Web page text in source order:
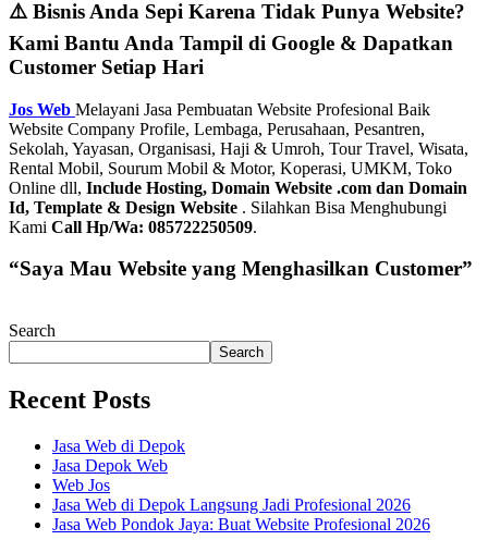
⚠️ Bisnis Anda Sepi Karena Tidak Punya Website?
Kami Bantu Anda Tampil di Google & Dapatkan
Customer Setiap Hari
Jos Web Melayani Jasa Pembuatan Website Profesional Baik
Website Company Profile, Lembaga, Perusahaan, Pesantren,
Sekolah, Yayasan, Organisasi, Haji & Umroh, Tour Travel, Wisata,
Rental Mobil, Sourum Mobil & Motor, Koperasi, UMKM, Toko
Online dll, Include Hosting, Domain Website .com dan Domain
Id, Template & Design Website . Silahkan Bisa Menghubungi
Kami Call Hp/Wa: 085722250509.
“Saya Mau Website yang Menghasilkan Customer”
Search
Search
Recent Posts
Jasa Web di Depok
Jasa Depok Web
Web Jos
Jasa Web di Depok Langsung Jadi Profesional 2026
Jasa Web Pondok Jaya: Buat Website Profesional 2026